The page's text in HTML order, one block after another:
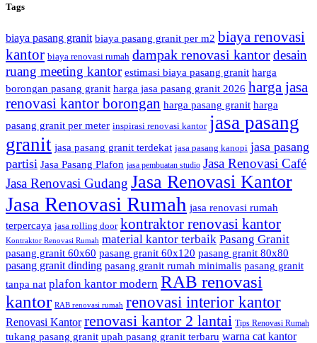
Tags
biaya pasang granit biaya pasang granit per m2 biaya renovasi
kantor biaya renovasi rumah dampak renovasi kantordesain
ruang meeting kantor estimasi biaya pasang granit harga
borongan pasang granit harga jasa pasang granit 2026 harga jasa
renovasi kantor borongan harga pasang granit harga
pasang granit per meter inspirasi renovasi kantor jasa pasang
granit jasa pasang granit terdekat jasa pasang kanopi jasa pasang
partisi Jasa Pasang Plafon jasa pembuatan studio Jasa Renovasi Café
Jasa Renovasi Gudang Jasa Renovasi Kantor
Jasa Renovasi Rumah jasa renovasi rumah
terpercaya jasa rolling door kontraktor renovasi kantor
Kontraktor Renovasi Rumah material kantor terbaik Pasang Granit
pasang granit 60x60 pasang granit 60x120 pasang granit 80x80
pasang granit dinding pasang granit rumah minimalis pasang granit
tanpa nat plafon kantor modern RAB renovasi
kantor RAB renovasi rumah renovasi interior kantor
Renovasi Kantor renovasi kantor 2 lantai Tips Renovasi Rumah
tukang pasang granit upah pasang granit terbaru warna cat kantor